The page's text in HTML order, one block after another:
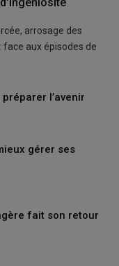
arrosage des
aux épisodes de
l’avenir
gérer ses
fait son retour